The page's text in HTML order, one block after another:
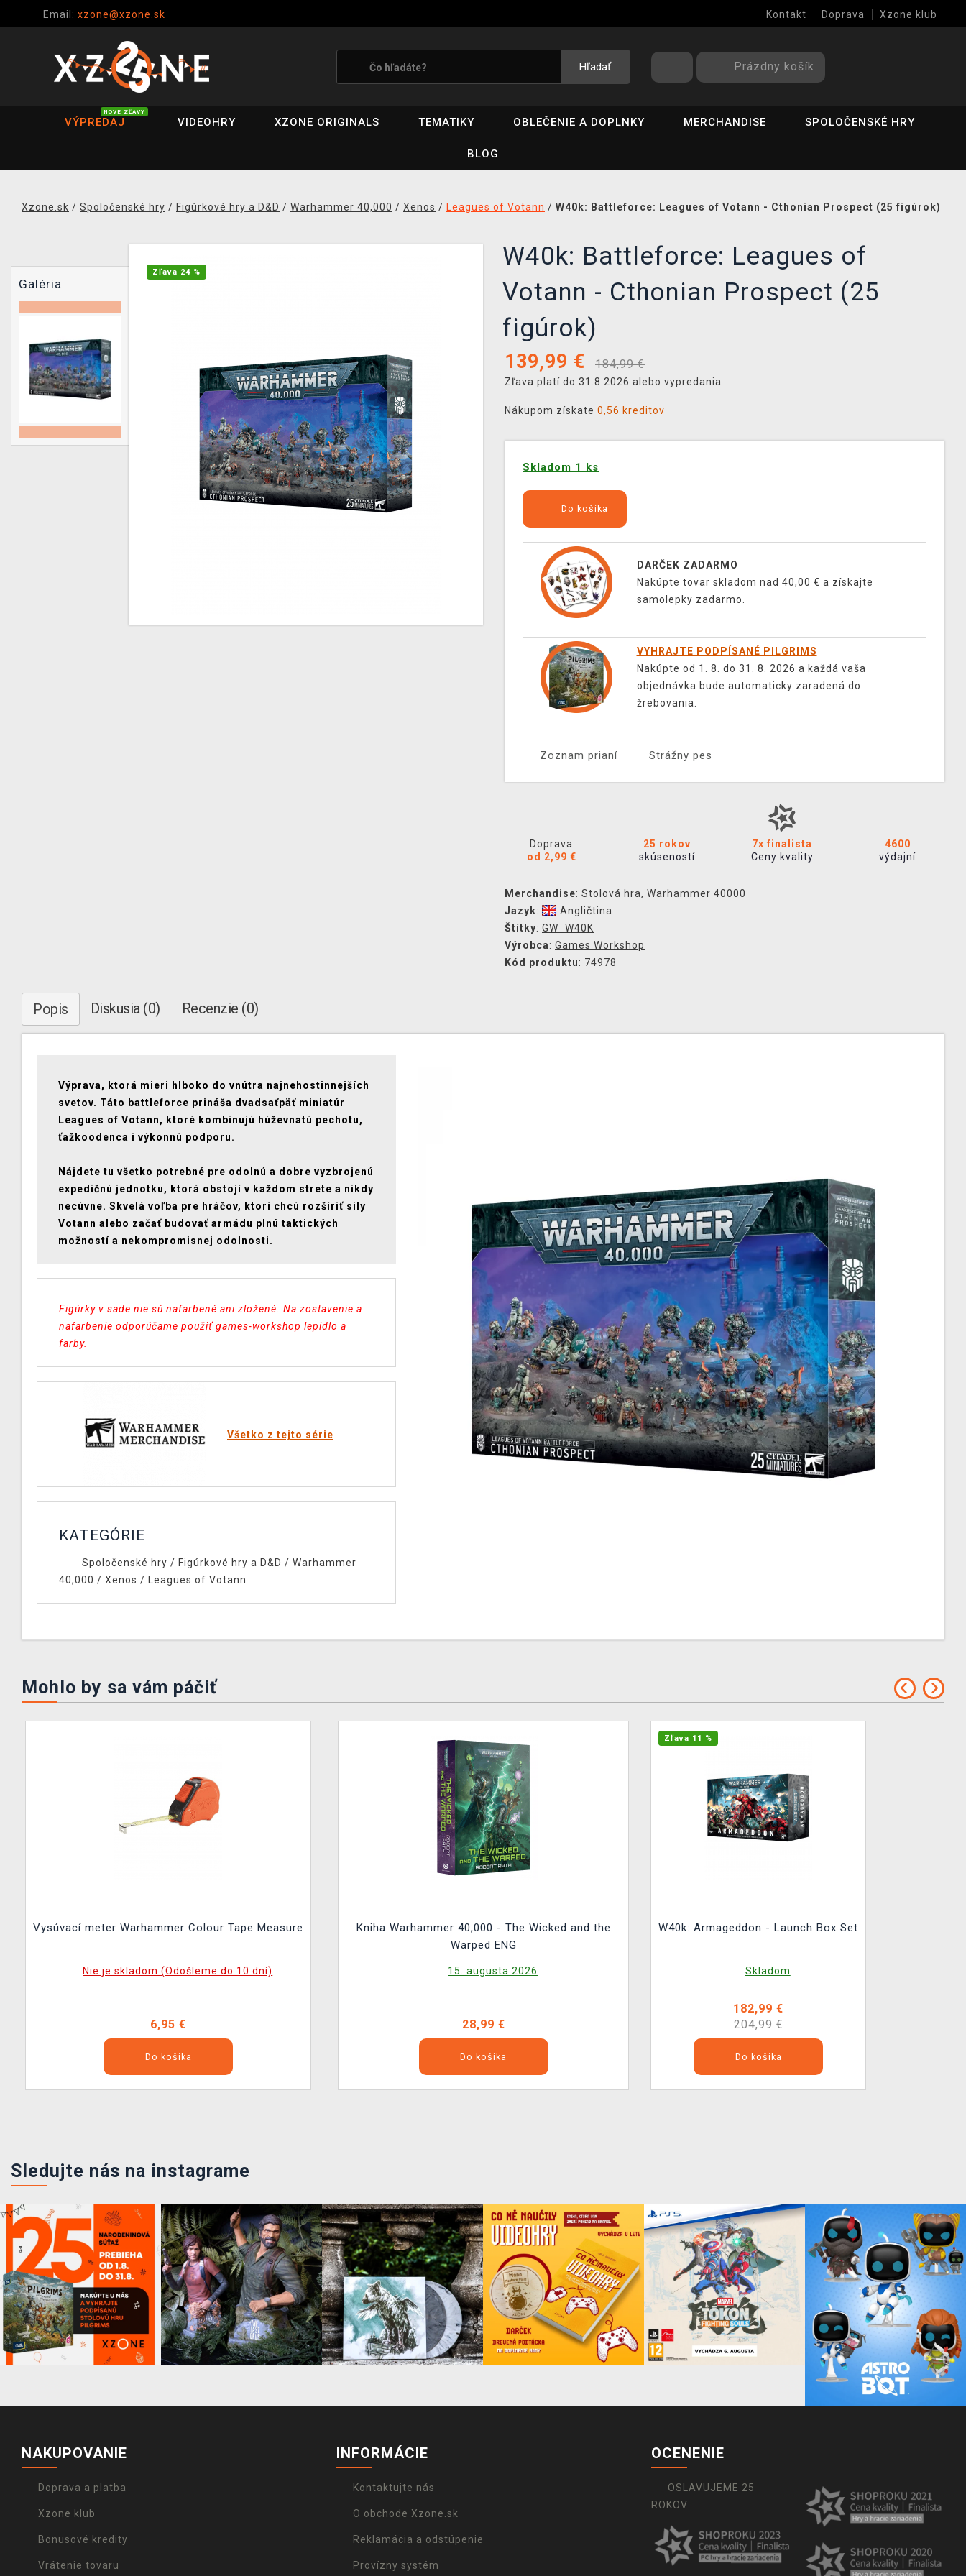
Email: xzone@xzone.sk Kontakt Doprava Xzone klub
Hľadať Prázdny košík
VÝPREDAJ
NOVÉ ZĽAVY
VIDEOHRY XZONE ORIGINALS TEMATIKY OBLEČENIE A DOPLNKY MERCHANDISE SPOLOČENSKÉ HRY
BLOG
Xzone.sk / Spoločenské hry / Figúrkové hry a D&D / Warhammer 40,000 / Xenos / Leagues of Votann / W40k: Battleforce: Leagues of Votann - Cthonian Prospect (25 figúrok)
Galéria
Zľava 24 %
W40k: Battleforce: Leagues of
Votann - Cthonian Prospect (25
figúrok)
139,99 € 184,99 €
Zľava platí do 31.8.2026 alebo vypredania
Nákupom získate 0,56 kreditov
Skladom 1 ks
Do košíka
DARČEK ZADARMO
Nakúpte tovar skladom nad 40,00 € a získajte
samolepky zadarmo.
VYHRAJTE PODPÍSANÉ PILGRIMS
Nakúpte od 1. 8. do 31. 8. 2026 a každá vaša
objednávka bude automaticky zaradená do
žrebovania.
Zoznam prianí Strážny pes
Doprava
od 2,99 €
25 rokov
skúseností
7x finalista
Ceny kvality
4600
výdajní
Merchandise: Stolová hra, Warhammer 40000
Jazyk:
Angličtina
Štítky: GW_W40K
Výrobca: Games Workshop
Kód produktu: 74978
Popis Diskusia (0) Recenzie (0)
Výprava, ktorá mieri hlboko do vnútra najnehostinnejších
svetov. Táto battleforce prináša dvadsaťpäť miniatúr
Leagues of Votann, ktoré kombinujú húževnatú pechotu,
ťažkoodenca i výkonnú podporu.
Nájdete tu všetko potrebné pre odolnú a dobre vyzbrojenú
expedičnú jednotku, ktorá obstojí v každom strete a nikdy
necúvne. Skvelá voľba pre hráčov, ktorí chcú rozšíriť sily
Votann alebo začať budovať armádu plnú taktických
možností a nekompromisnej odolnosti.
Figúrky v sade nie sú nafarbené ani zložené. Na zostavenie a
nafarbenie odporúčame použiť games-workshop lepidlo a
farby.
Všetko z tejto série
KATEGÓRIE
Spoločenské hry / Figúrkové hry a D&D / Warhammer
40,000 / Xenos / Leagues of Votann
Mohlo by sa vám páčiť
Vysúvací meter Warhammer Colour Tape Measure
Nie je skladom (Odošleme do 10 dní)
6,95 €
Do košíka
Kniha Warhammer 40,000 - The Wicked and the
Warped ENG
15. augusta 2026
28,99 €
Do košíka
Zľava 11 %
W40k: Armageddon - Launch Box Set
Skladom
182,99 €
204,99 €
Do košíka
Sledujte nás na instagrame
NAKUPOVANIE
Doprava a platba
Xzone klub
Bonusové kredity
Vrátenie tovaru
INFORMÁCIE
Kontaktujte nás
O obchode Xzone.sk
Reklamácia a odstúpenie
Provízny systém
OCENENIE
OSLAVUJEME 25
ROKOV